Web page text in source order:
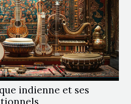
indienne et ses